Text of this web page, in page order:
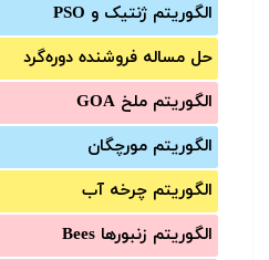
الگوریتم ژنتیک و PSO
حل مساله فروشنده دوره‌گرد
الگوریتم ملخ GOA
الگوریتم مورچگان
الگوریتم چرخه آب
الگوریتم زنبورها Bees